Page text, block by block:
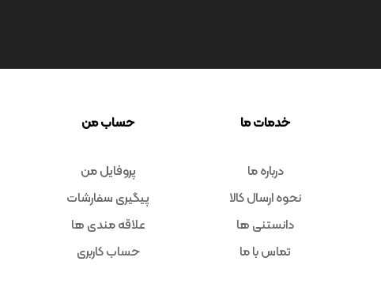
خدمات ما
درباره ما
نحوه ارسال کالا
دانستنی ها
تماس با ما
حساب من
پروفایل من
پیگیری سفارشات
علاقه مندی ها
حساب کاربری